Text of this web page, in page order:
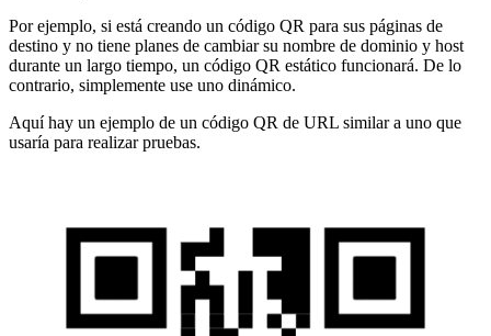
Por ejemplo, si está creando un código QR para sus páginas de
destino y no tiene planes de cambiar su nombre de dominio y host
durante un largo tiempo, un código QR estático funcionará. De lo
contrario, simplemente use uno dinámico.
Aquí hay un ejemplo de un código QR de URL similar a uno que
usaría para realizar pruebas.